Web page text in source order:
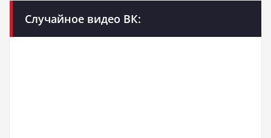
Случайное видео ВК: